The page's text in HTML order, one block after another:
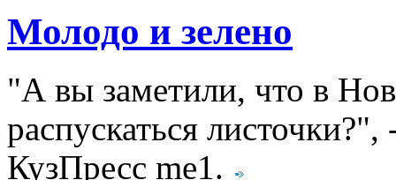
Молодо и зелено
"А вы заметили, что в
распускаться листочки?",
КузПресс me1.